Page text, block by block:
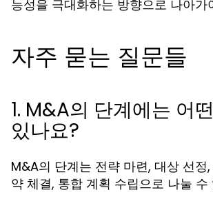
능성을 극대화하는 방향으로 나아가
자주 묻는 질문들
1. M&A의 단계에는 어
있나요?
M&A의 단계는 전략 마련, 대상 선정
약 체결, 통합 계획 수립으로 나눌 수